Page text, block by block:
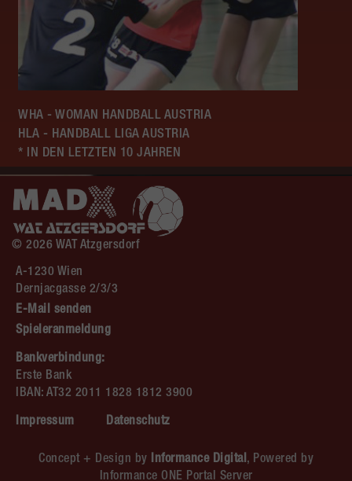
WHA - WOMAN HANDBALL AUSTRIA
HLA - HANDBALL LIGA AUSTRIA
* IN DEN LETZTEN 10 JAHREN
© 2026 WAT Atzgersdorf
A-1230 Wien
Dernjacgasse 2/3/3
E-Mail senden
Spieleranmeldung
Bankverbindung:
Erste Bank
IBAN: AT32 2011 1828 1812 3900
Impressum Datenschutz
Concept + Design by Informance Digital, Powered by
Informance ONE Portal Server